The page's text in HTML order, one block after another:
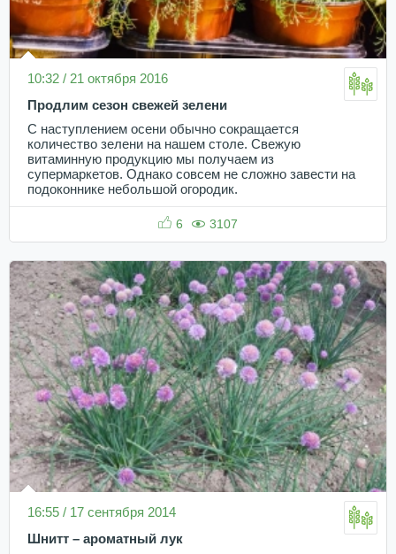
10:32 / 21 октября 2016
Продлим сезон свежей зелени
С наступлением осени обычно сокращается
количество зелени на нашем столе. Свежую
витаминную продукцию мы получаем из
супермаркетов. Однако совсем не сложно завести на
подоконнике небольшой огородик.
6 3107
16:55 / 17 сентября 2014
Шнитт – ароматный лук